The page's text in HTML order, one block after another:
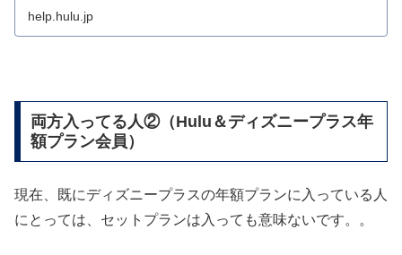
help.hulu.jp
両方入ってる人②（Hulu＆ディズニープラス年
額プラン会員）
現在、既にディズニープラスの年額プランに入っている人
にとっては、セットプランは入っても意味ないです。。